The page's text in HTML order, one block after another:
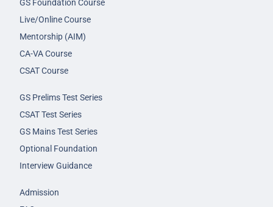
GS Foundation Course
Live/Online Course
Mentorship (AIM)
CA-VA Course
CSAT Course
GS Prelims Test Series
CSAT Test Series
GS Mains Test Series
Optional Foundation
Interview Guidance
Admission